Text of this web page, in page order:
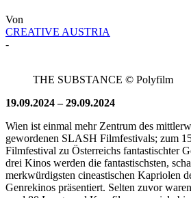
Von
CREATIVE AUSTRIA
-
THE SUBSTANCE © Polyfilm
19.09.2024 – 29.09.2024
Wien ist einmal mehr Zentrum des
gewordenen SLASH Filmfestivals; zum
Filmfestival zu Österreichs fantastischter
drei Kinos werden die fantastischsten,
merkwürdigsten cineastischen Kapriolen
Genrekinos präsentiert. Selten zuvor